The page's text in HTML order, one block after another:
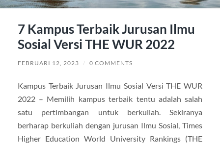
7 Kampus Terbaik Jurusan Ilmu
Sosial Versi THE WUR 2022
FEBRUARI 12, 2023 / 0 COMMENTS
Kampus Terbaik Jurusan Ilmu Sosial Versi THE WUR
2022 – Memilih kampus terbaik tentu adalah salah
satu pertimbangan untuk berkuliah. Sekiranya
berharap berkuliah dengan jurusan Ilmu Sosial, Times
Higher Education World University Rankings (THE